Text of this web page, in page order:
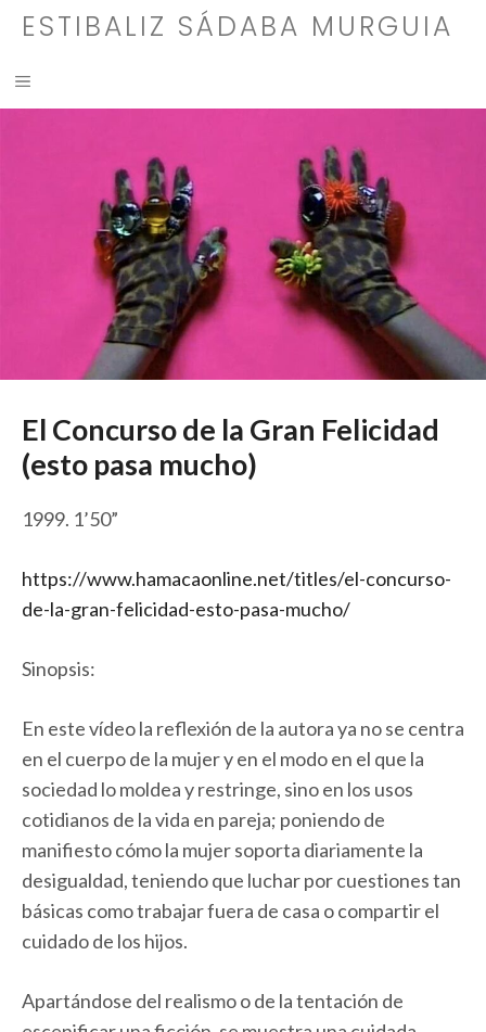
Saltar
contenido
ESTIBALIZ SÁDABA MURGUIA
MENÚ
El Concurso de la Gran Felicidad
(esto pasa mucho)
1999. 1’50”
https://www.hamacaonline.net/titles/el-concurso-
de-la-gran-felicidad-esto-pasa-mucho/
Sinopsis:
En este vídeo la reflexión de la autora ya no se centra
en el cuerpo de la mujer y en el modo en el que la
sociedad lo moldea y restringe, sino en los usos
cotidianos de la vida en pareja; poniendo de
manifiesto cómo la mujer soporta diariamente la
desigualdad, teniendo que luchar por cuestiones tan
básicas como trabajar fuera de casa o compartir el
cuidado de los hijos.
Apartándose del realismo o de la tentación de